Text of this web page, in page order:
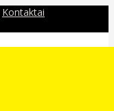
Kontaktai